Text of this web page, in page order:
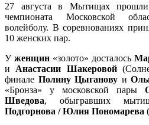
27 августа в Мытищах
чемпионата Московской
волейболу. В соревнованиях
10 женских пар.
У женщин «золото» досталось
и Анастасии Шакеровой
финале Полину Цыганову и
«Бронза» у московской пары
Шведова, обыгравших
Подгорнова / Юлия Пономарева